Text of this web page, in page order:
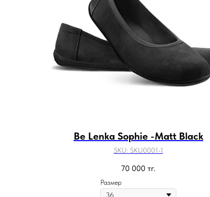
Be Lenka Sophie -Matt Black
SKU: SKU0001-1
70 000 тг.
Размер